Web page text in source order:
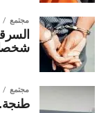
مجتمع
شخصا
مجتمع